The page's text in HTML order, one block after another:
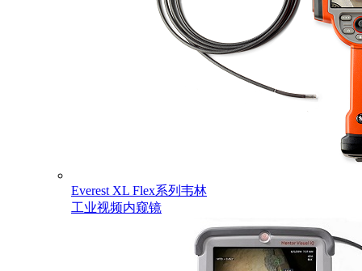
Everest XL Flex系列韦林
工业视频内窥镜